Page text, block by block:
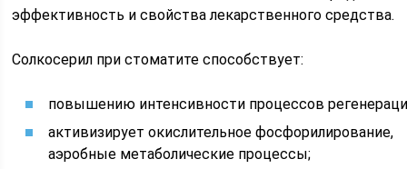
эффективность и свойства лекарственного средства.
Солкосерил при стоматите способствует:
повышению интенсивности процессов
активизирует окислительное фосфорилирование,
аэробные метаболические процессы;